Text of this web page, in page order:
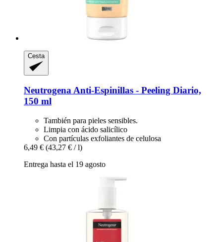
Cesta
Neutrogena Anti-​Espinillas -​ Peeling Diario,
150 ml
También para pieles sensibles.
Limpia con ácido salicílico
Con partículas exfoliantes de celulosa
6,49 € (43,27 € / l)
Entrega hasta el 19 agosto